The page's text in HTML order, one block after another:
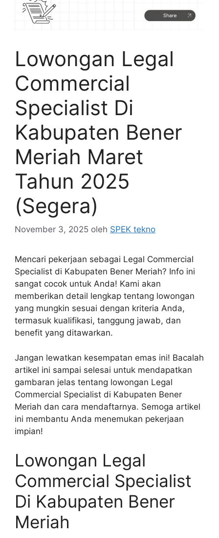
Lowongan Legal
Commercial
Specialist Di
Kabupaten Bener
Meriah Maret
Tahun 2025
(Segera)
November 3, 2025 oleh SPEK tekno
Mencari pekerjaan sebagai Legal Commercial
Specialist di Kabupaten Bener Meriah? Info ini
sangat cocok untuk Anda! Kami akan
memberikan detail lengkap tentang lowongan
yang mungkin sesuai dengan kriteria Anda,
termasuk kualifikasi, tanggung jawab, dan
benefit yang ditawarkan.
Jangan lewatkan kesempatan emas ini! Bacalah
artikel ini sampai selesai untuk mendapatkan
gambaran jelas tentang lowongan Legal
Commercial Specialist di Kabupaten Bener
Meriah dan cara mendaftarnya. Semoga artikel
ini membantu Anda menemukan pekerjaan
impian!
Lowongan Legal
Commercial Specialist
Di Kabupaten Bener
Meriah